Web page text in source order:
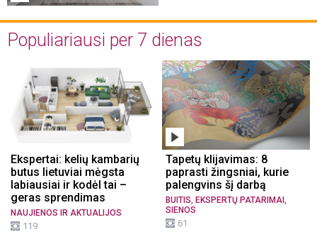
Populiariausi per 7 dienas
Ekspertai: kelių kambarių
butus lietuviai mėgsta
labiausiai ir kodėl tai –
geras sprendimas
NAUJIENOS IR AKTUALIJOS
119
Tapetų klijavimas: 8
paprasti žingsniai, kurie
palengvins šį darbą
BUITIS EKSPERTŲ PATARIMAI
SIENOS
61